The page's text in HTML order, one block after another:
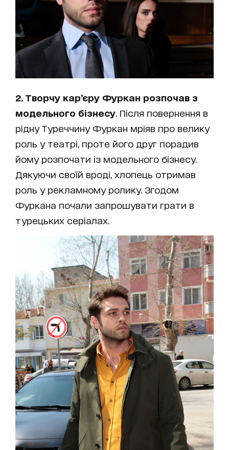
2. Творчу кар’єру Фуркан розпочав з
модельного бізнесу . Після повернення в
рідну Туреччину Фуркан мріяв про велику
роль у театрі, проте його друг порадив
йому розпочати із модельного бізнесу.
Дякуючи своїй вроді, хлопець отримав
роль у рекламному ролику. Згодом
Фуркана почали запрошувати грати в
турецьких серіалах.